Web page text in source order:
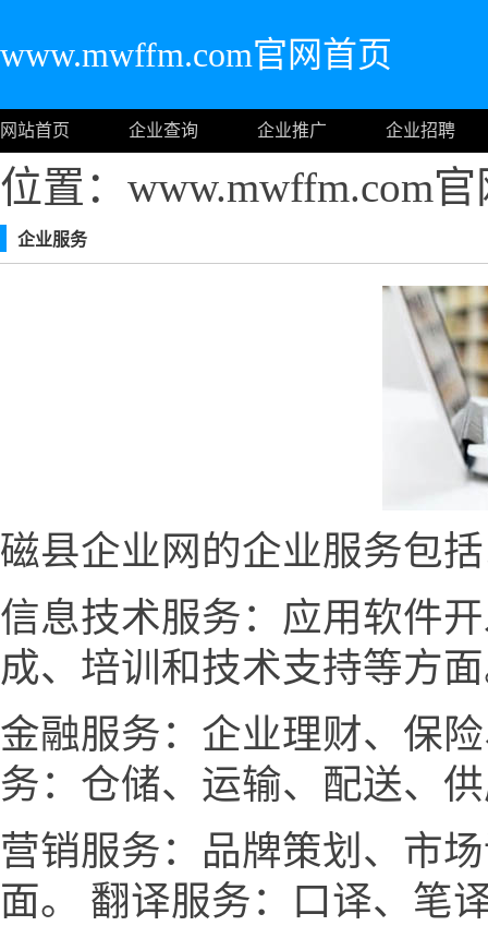
www.mwffm.com官网首页
网站首页 企业查询 企业推广 企业招聘
位置：www.mwffm.com
企业服务
磁县企业网的企业服务包
信息技术服务：应用软件
成、培训和技术支持等方
金融服务：企业理财、保
务：仓储、运输、配送、
营销服务：品牌策划、市
面。 翻译服务：口译、笔